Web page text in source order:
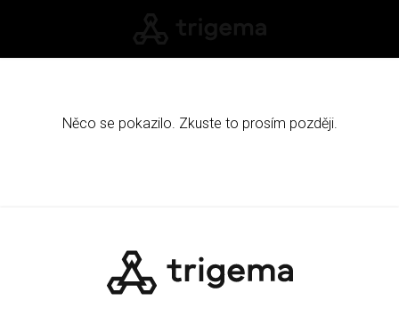
Něco se pokazilo. Zkuste to prosím později.